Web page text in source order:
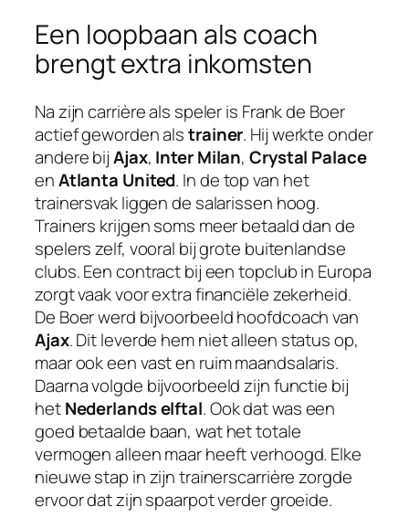
Een loopbaan als coach
brengt extra inkomsten
Na zijn carrière als speler is Frank de Boer
actief geworden alstrainer. Hij werkte onder
andere bijAjax, Inter Milan,Crystal Palace
enAtlanta United. In de top van het
trainersvak liggen de salarissen hoog.
Trainers krijgen soms meer betaald dan de
spelers zelf, vooral bij grote buitenlandse
clubs. Een contract bij een topclub in Europa
zorgt vaak voor extra financiële zekerheid.
De Boer werd bijvoorbeeld hoofdcoach van
Ajax. Dit leverde hem niet alleen status op,
maar ook een vast en ruim maandsalaris.
Daarna volgde bijvoorbeeld zijn functie bij
hetNederlands elftal. Ook dat was een
goed betaalde baan, wat het totale
vermogen alleen maar heeft verhoogd. Elke
nieuwe stap in zijn trainerscarrière zorgde
ervoor dat zijn spaarpot verder groeide.